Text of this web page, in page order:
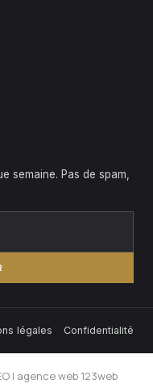
semaine. Pas de spam,
légales Confidentialité
| agence web 123web